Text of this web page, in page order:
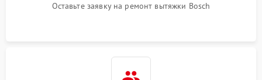
Оставьте заявку на ремонт вытяжки Bosch